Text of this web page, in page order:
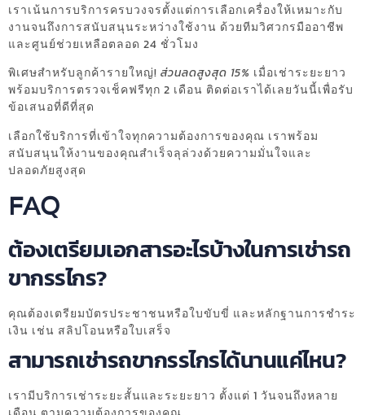
เราเน้นการบริการครบวงจรตั้งแต่การเลือกเครื่องให้เหมาะกับ
งานจนถึงการสนับสนุนระหว่างใช้งาน ด้วยทีมวิศวกรมืออาชีพ
และศูนย์ช่วยเหลือตลอด 24 ชั่วโมง
พิเศษสำหรับลูกค้ารายใหญ่! ส่วนลดสูงสุด 15% เมื่อเช่าระยะยาว
พร้อมบริการตรวจเช็คฟรีทุก 2 เดือน ติดต่อเราได้เลยวันนี้เพื่อรับ
ข้อเสนอที่ดีที่สุด
เลือกใช้บริการที่เข้าใจทุกความต้องการของคุณ เราพร้อม
สนับสนุนให้งานของคุณสำเร็จลุล่วงด้วยความมั่นใจและ
ปลอดภัยสูงสุด
FAQ
ต้องเตรียมเอกสารอะไรบ้างในการเช่ารถ
ขากรรไกร?
คุณต้องเตรียมบัตรประชาชนหรือใบขับขี่ และหลักฐานการชำระ
เงิน เช่น สลิปโอนหรือใบเสร็จ
สามารถเช่ารถขากรรไกรได้นานแค่ไหน?
เรามีบริการเช่าระยะสั้นและระยะยาว ตั้งแต่ 1 วันจนถึงหลาย